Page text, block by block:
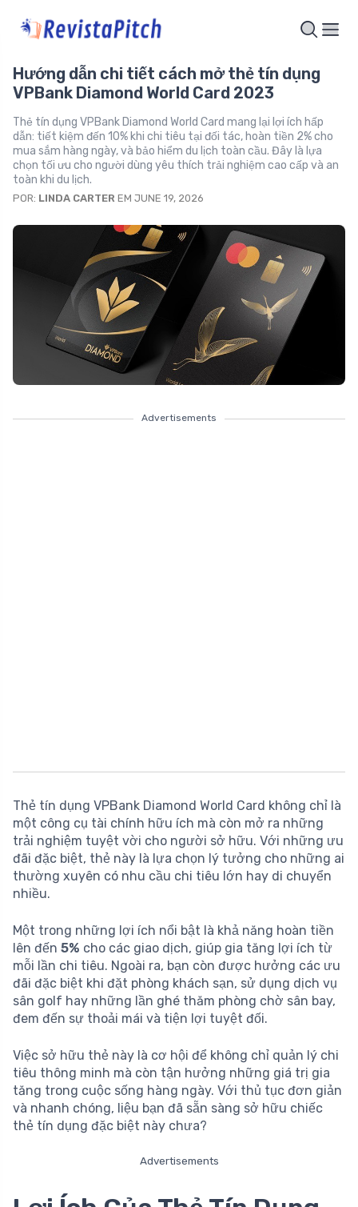
Hướng dẫn chi tiết cách mở thẻ tín dụng
VPBank Diamond World Card 2023
Thẻ tín dụng VPBank Diamond World Card mang lại lợi ích hấp
dẫn: tiết kiệm đến 10% khi chi tiêu tại đối tác, hoàn tiền 2% cho
mua sắm hàng ngày, và bảo hiểm du lịch toàn cầu. Đây là lựa
chọn tối ưu cho người dùng yêu thích trải nghiệm cao cấp và an
toàn khi du lịch.
POR: LINDA CARTER EM JUNE 19, 2026
Advertisements
Thẻ tín dụng VPBank Diamond World Card không chỉ là
một công cụ tài chính hữu ích mà còn mở ra những
trải nghiệm tuyệt vời cho người sở hữu. Với những ưu
đãi đặc biệt, thẻ này là lựa chọn lý tưởng cho những ai
thường xuyên có nhu cầu chi tiêu lớn hay di chuyển
nhiều.
Một trong những lợi ích nổi bật là khả năng hoàn tiền
lên đến 5% cho các giao dịch, giúp gia tăng lợi ích từ
mỗi lần chi tiêu. Ngoài ra, bạn còn được hưởng các ưu
đãi đặc biệt khi đặt phòng khách sạn, sử dụng dịch vụ
sân golf hay những lần ghé thăm phòng chờ sân bay,
đem đến sự thoải mái và tiện lợi tuyệt đối.
Việc sở hữu thẻ này là cơ hội để không chỉ quản lý chi
tiêu thông minh mà còn tận hưởng những giá trị gia
tăng trong cuộc sống hàng ngày. Với thủ tục đơn giản
và nhanh chóng, liệu bạn đã sẵn sàng sở hữu chiếc
thẻ tín dụng đặc biệt này chưa?
Advertisements